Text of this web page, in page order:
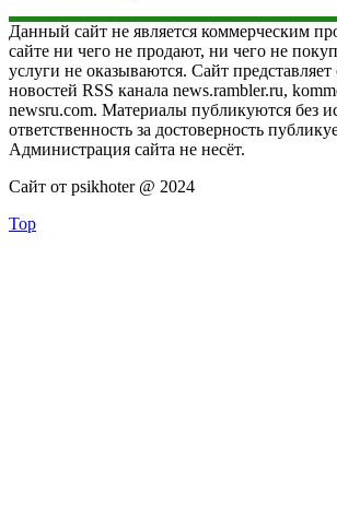
Данный сайт не является коммерческим
сайте ни чего не продают, ни чего не
услуги не оказываются. Сайт представляет
новостей RSS канала news.rambler.ru,
newsru.com. Материалы публикуются без
ответственность за достоверность
Администрация сайта не несёт.
Сайт от psikhoter @ 2024
Top